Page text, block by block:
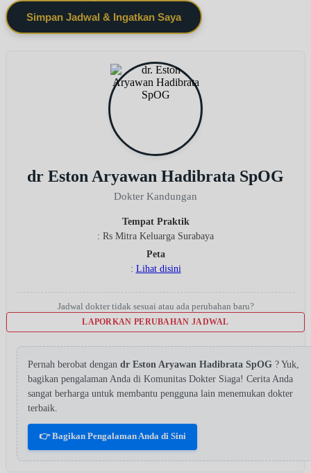
Simpan Jadwal & Ingatkan Saya
dr Eston Aryawan Hadibrata SpOG
Dokter Kandungan
Tempat Praktik
: Rs Mitra Keluarga Surabaya
Peta
: Lihat disini
Jadwal dokter tidak sesuai atau ada perubahan baru?
LAPORKAN PERUBAHAN JADWAL
Pernah berobat dengan dr Eston Aryawan Hadibrata SpOG ? Yuk,
bagikan pengalaman Anda di Komunitas Dokter Siaga! Cerita Anda
sangat berharga untuk membantu pengguna lain menemukan dokter
terbaik.
👉 Bagikan Pengalaman Anda di Sini